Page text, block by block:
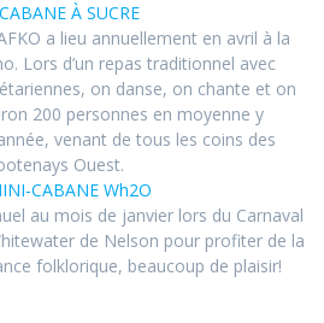
CABANE À SUCRE
a lieu annuellement en avril à la
Lors d’un repas traditionnel avec
on danse, on chante et on
200 personnes en moyenne y
venant de tous les coins des
Ouest.
CABANE Wh2O
au mois de janvier lors du Carnaval
de Nelson pour profiter de la
folklorique, beaucoup de plaisir!